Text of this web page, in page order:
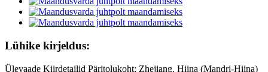
Lühike kirjeldus:
Ülevaade Kiirdetailid Päritolukoht: Zhejiang, Hiina (Mandri-Hiina)